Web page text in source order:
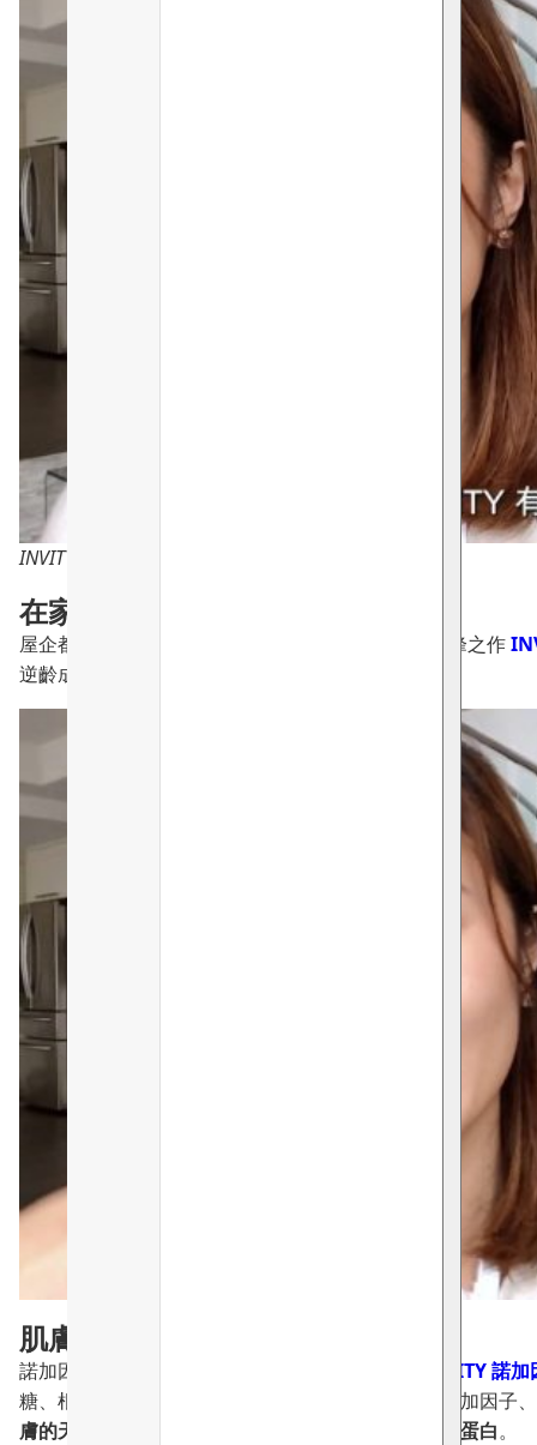
INVITY 又有新產品啦
在家進行的醫美級療程
屋企都做到醫美級效果並唔係誇大！INVITY 又一巔峰之作
逆齡成分「諾加因子」，兩者含量不相上下😯😯😯
肌膚紋理的填充針👩🏻‍🔬
諾加因子對肌膚嘅修補能力相信大家都好清楚，
INVITY 諾
糖、根瘤菌膠及阿拉伯樹膠，含有效強效抗衰老的諾加因子
膚的天然的矽含量並增生真皮層與表皮層交界的膠原蛋白。